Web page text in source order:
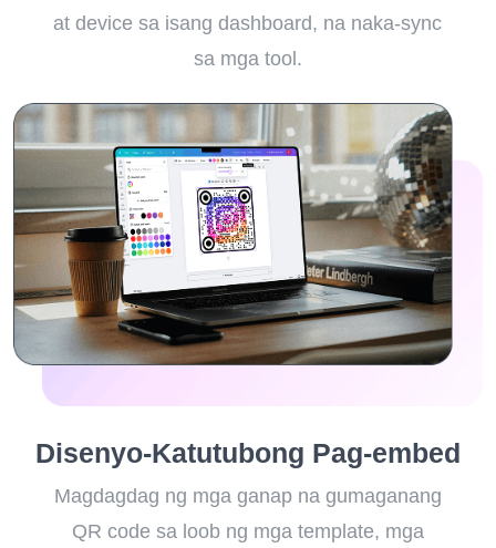
at device sa isang dashboard, na naka-sync
sa mga tool.
Disenyo-Katutubong Pag-embed
Magdagdag ng mga ganap na gumaganang
QR code sa loob ng mga template, mga